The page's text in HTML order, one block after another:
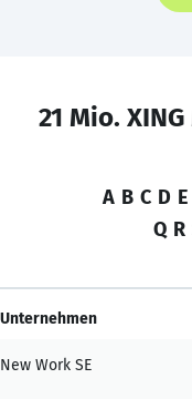
21 Mio.
A B C D E
Q R
Unternehmen
New Work SE